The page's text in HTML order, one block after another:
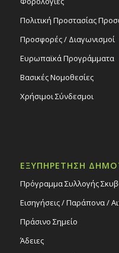
Πολιτική Προστασίας
Προσφορές / Διαγωνισμοί
Ευρωπαϊκά Προγράμματα
Βασικές Νομοθεσίες
Χρήσιμοι Σύνδεσμοι
ΕΞΥΠΗΡΕΤΗΣΗ
Πρόγραμμα Συλλογής
Εισηγήσεις / Παράπονα /
Πράσινο Σημείο
Άδειες